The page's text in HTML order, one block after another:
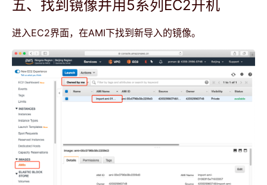
五、找到镜像并用5系列EC2开机
进入EC2界面，在AMI下找到新导入的镜像。